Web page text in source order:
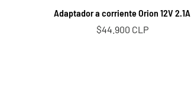
Adaptador a corriente Orion 12V 2.1A
$44.900 CLP